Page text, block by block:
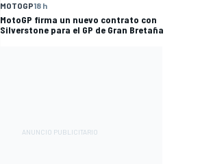
MOTOGP18 h
MotoGP firma un nuevo contrato con
Silverstone para el GP de Gran Bretaña